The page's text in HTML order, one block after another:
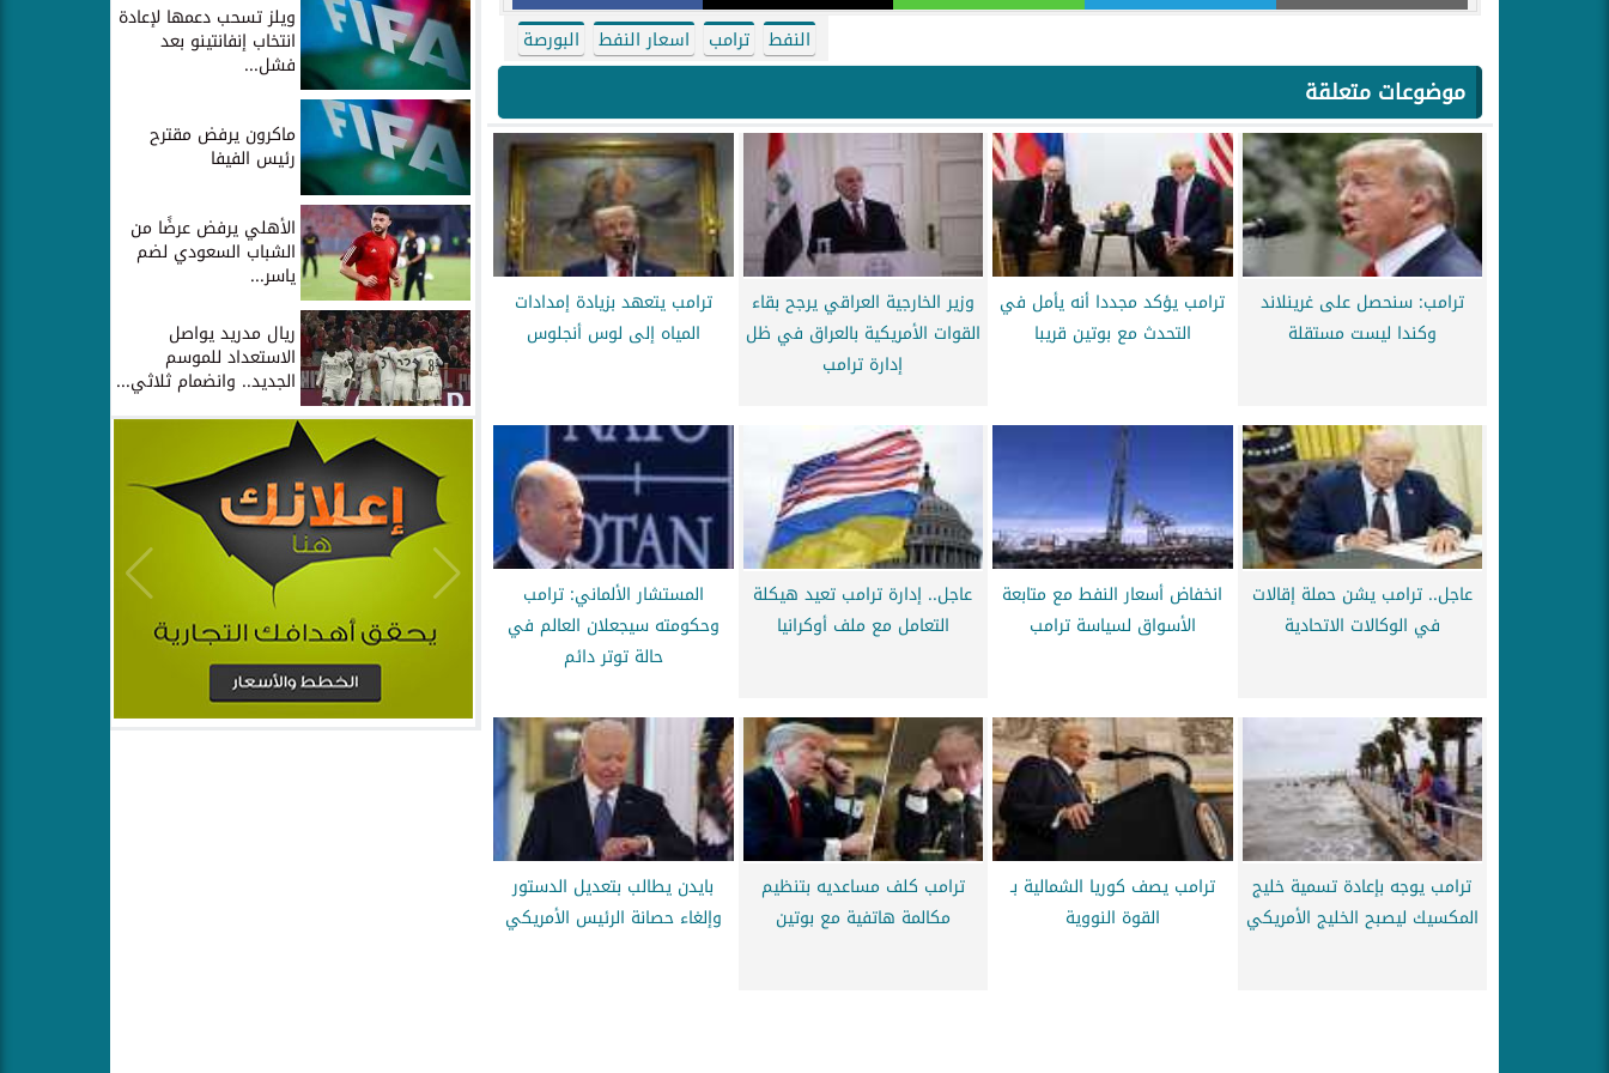
النفط ترامب اسعار النفط البورصة
موضوعات متعلقة
ترامب: سنحصل على غرينلاند
وكندا ليست مستقلة
ترامب يؤكد مجددا أنه يأمل في
التحدث مع بوتين قريبا
وزير الخارجية العراقي يرجح بقاء
القوات الأمريكية بالعراق في ظل
إدارة ترامب
ترامب يتعهد بزيادة إمدادات
المياه إلى لوس أنجلوس
عاجل.. ترامب يشن حملة إقالات
في الوكالات الاتحادية
انخفاض أسعار النفط مع متابعة
الأسواق لسياسة ترامب
عاجل.. إدارة ترامب تعيد هيكلة
التعامل مع ملف أوكرانيا
المستشار الألماني: ترامب
وحكومته سيجعلان العالم في
حالة توتر دائم
ترامب يوجه بإعادة تسمية خليج
المكسيك ليصبح الخليج الأمريكي
ترامب يصف كوريا الشمالية بـ
القوة النووية
ترامب كلف مساعديه بتنظيم
مكالمة هاتفية مع بوتين
بايدن يطالب بتعديل الدستور
وإلغاء حصانة الرئيس الأمريكي
ويلز تسحب دعمها لإعادة
انتخاب إنفانتينو بعد
فشل...
ماكرون يرفض مقترح
رئيس الفيفا
الأهلي يرفض عرضًا من
الشباب السعودي لضم
ياسر...
ريال مدريد يواصل
الاستعداد للموسم
الجديد.. وانضمام ثلاثي...